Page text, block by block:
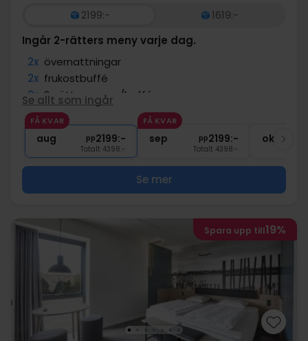
2199:-
1619:-
Ingår 2-rätters meny varje dag.
2x övernattningar
2x frukostbuffé
2x 2-rättersmeny/buffé
2x kaffe att ta med
∞ Gratis parkering
Se allt som ingår
FÅ KVAR
aug pp2199:-
Totalt 4398:-
FÅ KVAR
sep pp2199:-
Totalt 4398:-
okt
Se mer
Spara upp till19%